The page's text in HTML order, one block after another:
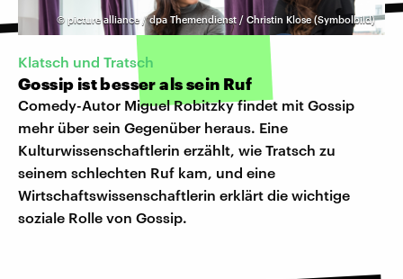
© picture alliance / dpa Themendienst / Christin Klose (Symbolbild)
Klatsch und Tratsch
Gossip ist besser als sein Ruf
Comedy-Autor Miguel Robitzky findet mit Gossip
mehr über sein Gegenüber heraus. Eine
Kulturwissenschaftlerin erzählt, wie Tratsch zu
seinem schlechten Ruf kam, und eine
Wirtschaftswissenschaftlerin erklärt die wichtige
soziale Rolle von Gossip.